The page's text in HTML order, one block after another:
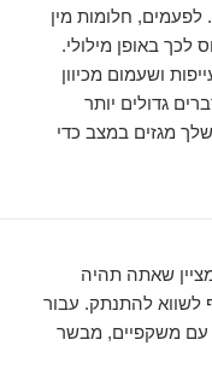
לפעמים, חלומות מין
לכך באופן מילולי.
ושעמום מכיוון
גדולים יותר
מגזים במצב כדי
שאתה תהיה
להתנתק. עבור
משקפיים, מבשר